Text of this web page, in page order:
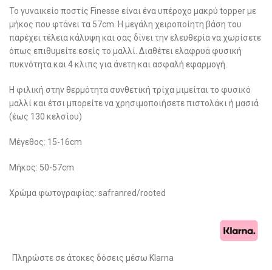
Το γυναικείο ποστίς Finesse είναι ένα υπέροχο μακρύ topper με
μήκος που φτάνει τα 57cm. Η μεγάλη χειροποίητη βάση του
παρέχει τέλεια κάλυψη και σας δίνει την ελευθερία να χωρίσετε
όπως επιθυμείτε εσείς το μαλλί. Διαθέτει ελαφρυά φυσική
πυκνότητα και 4 κλιπς για άνετη και ασφαλή εφαρμογή.
Η φιλική στην θερμότητα συνθετική τρίχα μιμείται το φυσικό
μαλλί και έτσι μπορείτε να χρησιμοποιήσετε πιστολάκι ή μασιά
(έως 130 κελσίου)
Μέγεθος: 15-16cm
Μήκος: 50-57cm
Χρώμα φωτογραφίας: safranred/rooted
Πληρώστε σε άτοκες δόσεις μέσω Klarna